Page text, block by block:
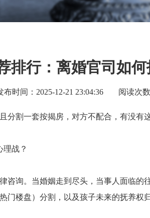
排行：离婚官司如
布时间：2025-12-21 23:04:36 阅读次
分割一套按揭房，对方不配合，有没有
理战？
咨询。当婚姻走到尽头，当事人面临的
门楼盘）分割，以及孩子未来的抚养权